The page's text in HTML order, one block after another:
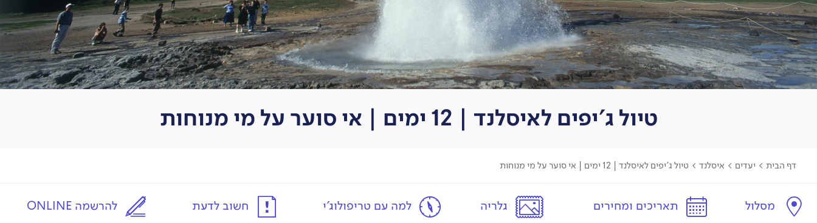
טיול ג'יפים לאיסלנד | 12 ימים | אי סוער על מי מנוחות
דף הבית > יעדים > איסלנד > טיול ג'יפים לאיסלנד | 12 ימים | אי סוער על מי מנוחות
מסלול תאריכים ומחירים גלריה למה עם טריפולוג'י חשוב לדעת להרשמה ONLINE